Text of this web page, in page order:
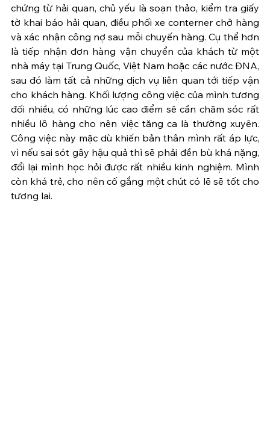
chứng từ hải quan, chủ yếu là soạn thảo, kiểm tra giấy
tờ khai báo hải quan, điều phối xe conterner chở hàng
và xác nhận công nợ sau mỗi chuyến hàng. Cụ thể hơn
là tiếp nhận đơn hàng vận chuyển của khách từ một
nhà máy tại Trung Quốc, Việt Nam hoặc các nước ĐNA,
sau đó làm tất cả những dịch vụ liên quan tới tiếp vận
cho khách hàng. Khối lượng công việc của mình tương
đối nhiều, có những lúc cao điểm sẽ cần chăm sóc rất
nhiều lô hàng cho nên việc tăng ca là thường xuyên.
Công việc này mặc dù khiến bản thân mình rất áp lực,
vì nếu sai sót gây hậu quả thì sẽ phải đền bù khá nặng,
đổi lại mình học hỏi được rất nhiều kinh nghiệm. Mình
còn khá trẻ, cho nên cố gắng một chút có lẽ sẽ tốt cho
tương lai.